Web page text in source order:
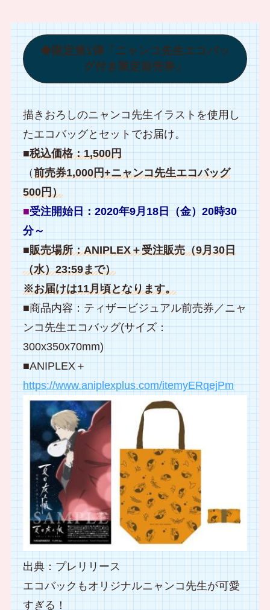
◆限定第1弾「ニャンコ先生エコバッ
グ付き限定前売券」
描きおろしのニャンコ先生イラストを使用し
たエコバッグとセットでお届け。
■税込価格：1,500円
（前売券1,000円+ニャンコ先生エコバッグ
500円）
■受注開始日：2020年9月18日（金）20時30
分～
■販売場所：ANIPLEX＋受注販売（9月30日
（水）23:59まで）
※お届けは11月頃となります。
■商品内容：ティザービジュアル前売券／ニャ
ンコ先生エコバッグ(サイズ：
300x350x70mm)
■ANIPLEX＋
https://www.aniplexplus.com/itemyERqejPm
出典：プレリリース
エコバックもオリジナルニャンコ先生が可愛
すぎる！